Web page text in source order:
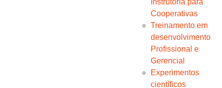
Instrutoria para
Cooperativas
Treinamento em
desenvolvimento
Profissional e
Gerencial
Experimentos
científicos